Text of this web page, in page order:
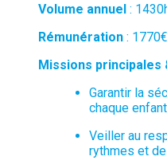
Volume annuel :
Rémunération :
Missions principales
Garantir la
chaque
Veiller au
rythmes et